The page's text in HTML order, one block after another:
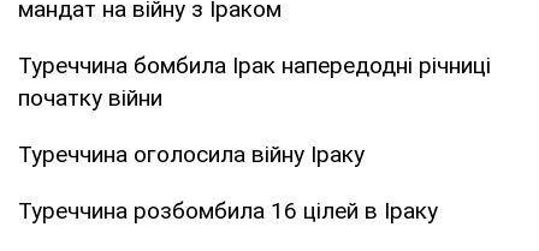
мандат на війну з Іраком
Туреччина бомбила Ірак напередодні річниці
початку війни
Туреччина оголосила війну Іраку
Туреччина розбомбила 16 цілей в Іраку